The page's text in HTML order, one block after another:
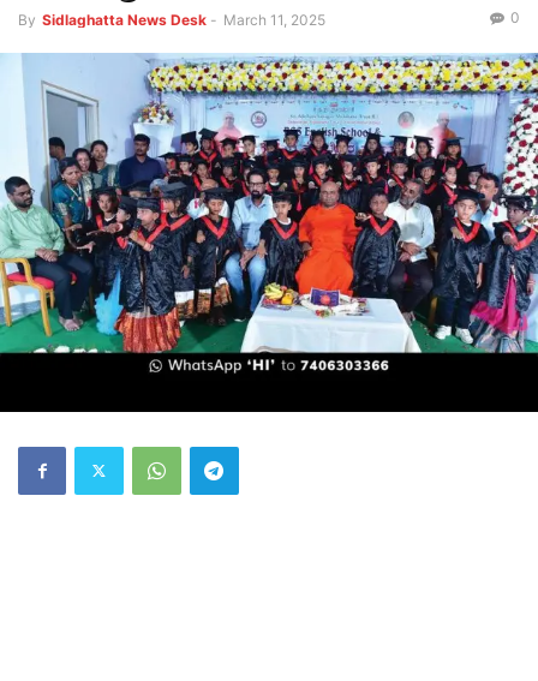
By Sidlaghatta News Desk - March 11, 2025 0